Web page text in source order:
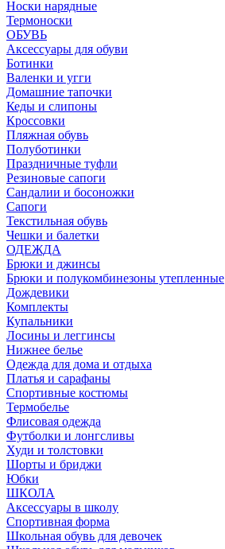
Носки нарядные
Термоноски
ОБУВЬ
Аксессуары для обуви
Ботинки
Валенки и угги
Домашние тапочки
Кеды и слипоны
Кроссовки
Пляжная обувь
Полуботинки
Праздничные туфли
Резиновые сапоги
Сандалии и босоножки
Сапоги
Текстильная обувь
Чешки и балетки
ОДЕЖДА
Брюки и джинсы
Брюки и полукомбинезоны утепленные
Дождевики
Комплекты
Купальники
Лосины и леггинсы
Нижнее белье
Одежда для дома и отдыха
Платья и сарафаны
Спортивные костюмы
Термобелье
Флисовая одежда
Футболки и лонгсливы
Худи и толстовки
Шорты и бриджи
Юбки
ШКОЛА
Аксессуары в школу
Спортивная форма
Школьная обувь для девочек